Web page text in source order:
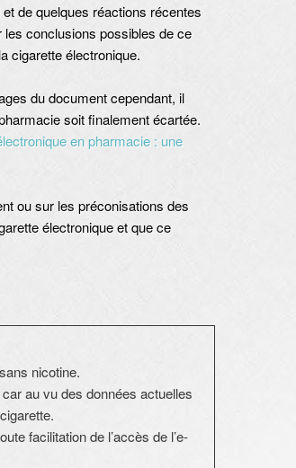
de quelques réactions récentes
conclusions possibles de ce
cigarette électronique.
du document cependant, il
soit finalement écartée.
en pharmacie : une
ou sur les préconisations des
électronique et que ce
nicotine.
au vu des données actuelles
facilitation de l’accès de l’e-